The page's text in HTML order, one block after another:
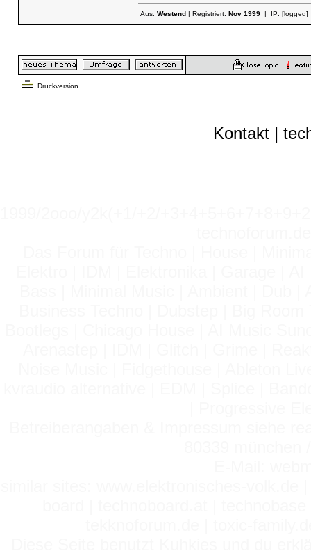
Aus: Westend| Registriert: Nov 1999| IP: [logged]
Druckversion
Kontakt |